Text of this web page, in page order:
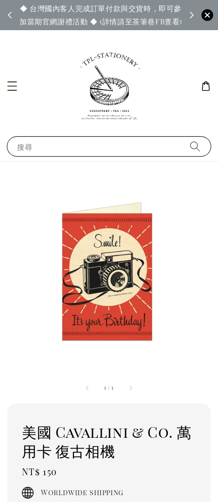
◆ 台灣國內客人完成訂單付款與交貨時，即可參
加當期官網謝禮活動 ◆ (詳情請至茶筆巷FB查看)
◆ 官
搜尋
1 /1
美國 Cavallini & Co. 萬
用卡 復古相機
Regular
price
NT$ 150
Worldwide shipping